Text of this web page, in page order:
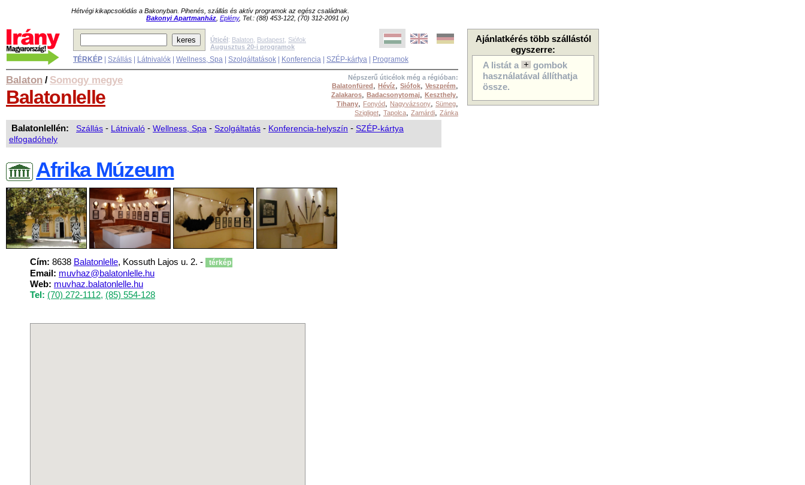
Hétvégi kikapcsolódás a Bakonyban. Pihenés, szállás és aktív programok az egész családnak.
Bakonyi Apartmanház Eplény, Tel.: (88) 453-122, (70) 312-2091 (x)
Ajánlatkérés több szállástól
egyszerre:
A listát a
gombok
használatával állíthatja
össze.
Úticél: Balaton Budapest Siófok
Augusztus 20-i programok
TÉRKÉP Szállás Látnivalók Wellness, Spa Szolgáltatások Konferencia SZÉP-kártya Programok
Népszerű úticélok még a régióban:
Balatonfüred, Hévíz, Siófok, Veszprém,
Zalakaros, Badacsonytomaj, Keszthely,
Tihany, Fonyód, Nagyvázsony, Sümeg,
Szigliget, Tapolca, Zamárdi, Zánka
Balaton / Somogy megye
Balatonlelle
Balatonlellén: Szállás - Látnivaló - Wellness, Spa - Szolgáltatás - Konferencia-helyszín - SZÉP-kártya
elfogadóhely
Afrika Múzeum
Cím: 8638 Balatonlelle, Kossuth Lajos u. 2. - térkép
Email: muvhaz@balatonlelle.hu
Web: muvhaz.balatonlelle.hu
Tel: (70) 272-1112, (85) 554-128